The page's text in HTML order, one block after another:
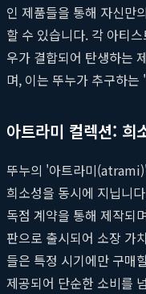
인 제품들을 통해 자신만
할 수 있습니다. 각 아티
우가 결합되어 탄생하는
며, 이는 뚜누가 추구하
아트라미 컬렉션: 희
뚜누의 '아트라미
희소성을 동시에 지닙니
독점 계약을 통해 제작되
판으로 출시되어 소장 가
들은 특정 시기에만 구매
제공되어 단순한 소비를